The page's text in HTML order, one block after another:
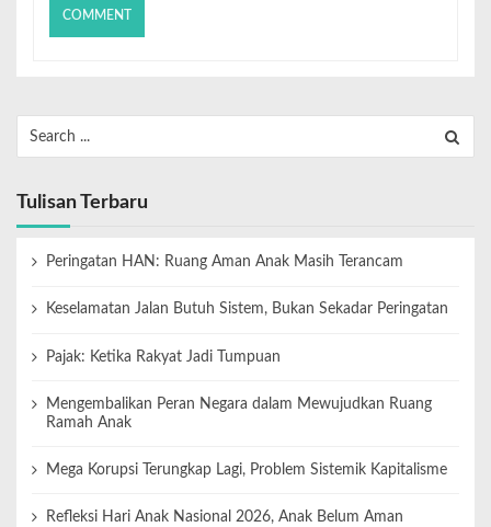
Tulisan Terbaru
Peringatan HAN: Ruang Aman Anak Masih Terancam
Keselamatan Jalan Butuh Sistem, Bukan Sekadar Peringatan
Pajak: Ketika Rakyat Jadi Tumpuan
Mengembalikan Peran Negara dalam Mewujudkan Ruang
Ramah Anak
Mega Korupsi Terungkap Lagi, Problem Sistemik Kapitalisme
Refleksi Hari Anak Nasional 2026, Anak Belum Aman